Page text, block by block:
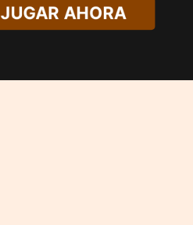
JUGAR AHORA